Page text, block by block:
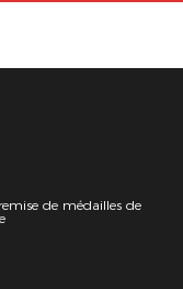
de médailles de